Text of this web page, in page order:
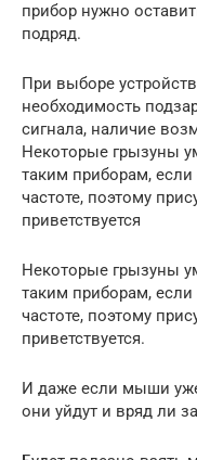
прибор нужно
подряд.
При выборе
необходимость
сигнала, наличие
Некоторые грызуны
таким приборам,
частоте, поэтому
приветствуется
Некоторые грызуны
таким приборам,
частоте, поэтому
приветствуется.
И даже если мыши
они уйдут и вряд ли